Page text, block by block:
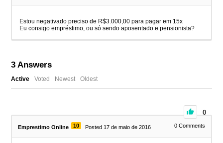
Estou negativado preciso de R$3.000,00 para pagar em 15x
Eu consigo empréstimo, ou só sendo aposentado e pensionista?
3 Answers
Active Voted Newest Oldest
0
Emprestimo Online 10 Posted 17 de maio de 2016 0Comments